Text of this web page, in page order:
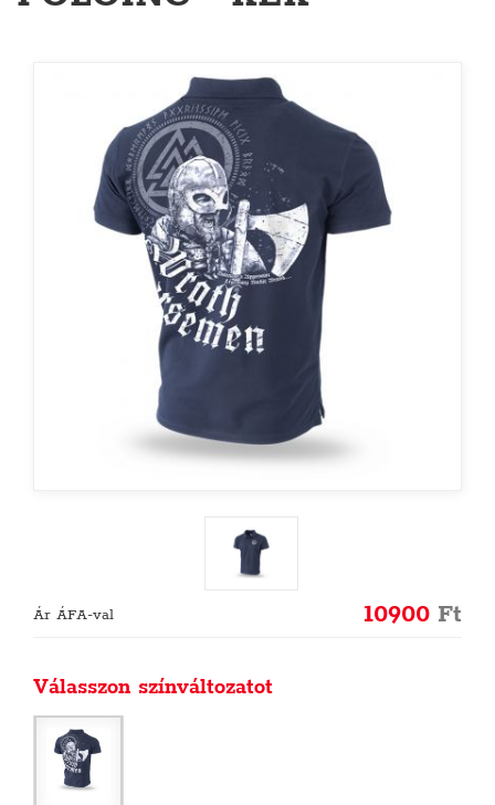
Ár ÁFA-val 10900 Ft
Válasszon színváltozatot